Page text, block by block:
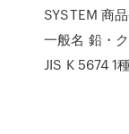
SYSTEM 商
一般名 鉛・
JIS K 5674 1